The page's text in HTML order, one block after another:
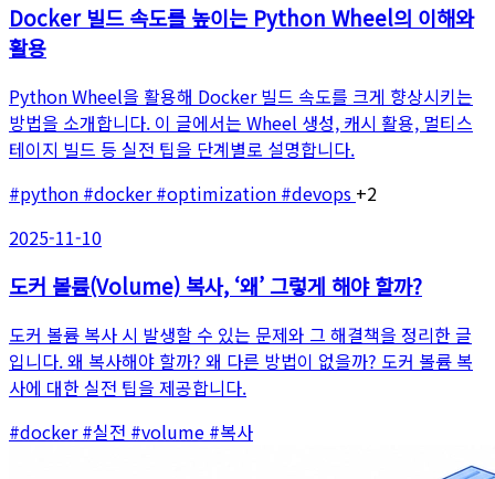
Docker 빌드 속도를 높이는 Python Wheel의 이해와
활용
Python Wheel을 활용해 Docker 빌드 속도를 크게 향상시키는
방법을 소개합니다. 이 글에서는 Wheel 생성, 캐시 활용, 멀티스
테이지 빌드 등 실전 팁을 단계별로 설명합니다.
#python #docker#optimization #devops +2
2025-11-10
도커 볼륨(Volume) 복사, ‘왜’ 그렇게 해야 할까?
도커 볼륨 복사 시 발생할 수 있는 문제와 그 해결책을 정리한 글
입니다. 왜 복사해야 할까? 왜 다른 방법이 없을까? 도커 볼륨 복
사에 대한 실전 팁을 제공합니다.
#docker#실전 #volume #복사